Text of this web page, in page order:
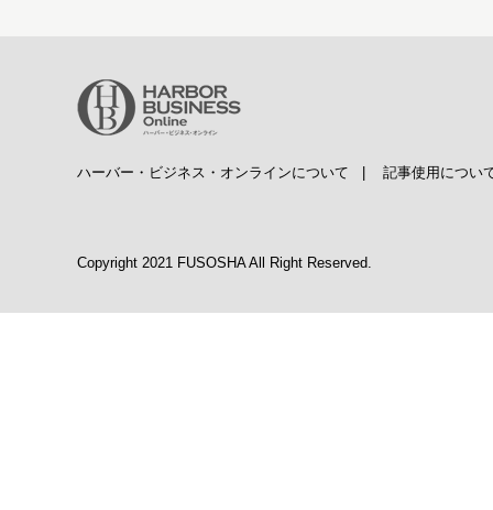
ハーバー・ビジネス・オンラインについて 記事使用につい
Copyright 2021 FUSOSHA All Right Reserved.